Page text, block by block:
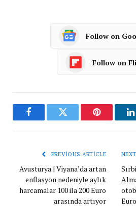
Follow on
Follow on
FacebookTwitter Pinterest
PREVIOUS ARTICLE
Avusturya | Viyana’da artan
enflasyon nedeniyle aylık
harcamalar 100 ila 200 Euro
arasında artıyor